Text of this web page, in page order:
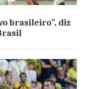
brasileiro”, diz